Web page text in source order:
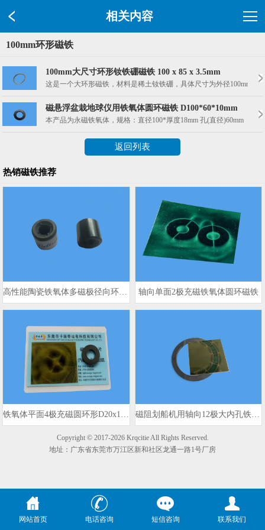
相关内容
100mm环形磁铁
100mm大尺寸环形钕铁硼磁铁 100 x 85 x 3.5mm
这是一个大环形磁铁，材料是稀土钕铁硼，具体尺寸为外径100mm
磁悬浮盆栽地球仪用铁氧体圆环磁铁 D100*60*10mm
本产品为永磁铁氧体，规格：直径100*厚度18mm 孔(直径)60mm（
返回列表
热销磁铁推荐
轴向单面2极充磁铁氧体圆环磁铁
铁氧体平面4极充磁圆环形D20x10x3mm 980gs 磁阻划船机用轴向12极大内孔铁氧体磁环
Copyright © 2017-2026 Krqcitie All Rights Reserved.
地址：广东省东莞市万江区新和社区龙通一路1号厂房
网站首页 电话咨询 短信咨询 联系我们